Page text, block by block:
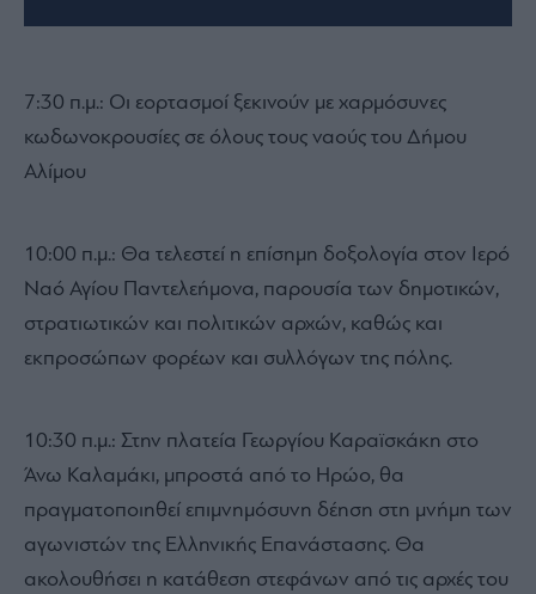
7:30 π.μ.: Οι εορτασμοί ξεκινούν με χαρμόσυνες
κωδωνοκρουσίες σε όλους τους ναούς του Δήμου
Αλίμου
10:00 π.μ.: Θα τελεστεί η επίσημη δοξολογία στον Ιερό
Ναό Αγίου Παντελεήμονα, παρουσία των δημοτικών,
στρατιωτικών και πολιτικών αρχών, καθώς και
εκπροσώπων φορέων και συλλόγων της πόλης.
10:30 π.μ.: Στην πλατεία Γεωργίου Καραϊσκάκη στο
Άνω Καλαμάκι, μπροστά από το Ηρώο, θα
πραγματοποιηθεί επιμνημόσυνη δέηση στη μνήμη των
αγωνιστών της Ελληνικής Επανάστασης. Θα
ακολουθήσει η κατάθεση στεφάνων από τις αρχές του